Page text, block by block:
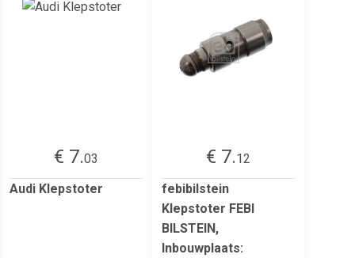
€ 7.03
Audi Klepstoter
€ 7.12
febibilstein
Klepstoter FEBI
BILSTEIN,
Inbouwplaats: